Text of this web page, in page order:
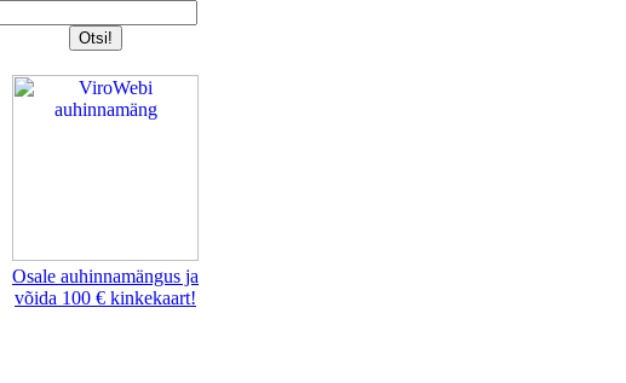
Osale auhinnamängus ja
võida 100 € kinkekaart!